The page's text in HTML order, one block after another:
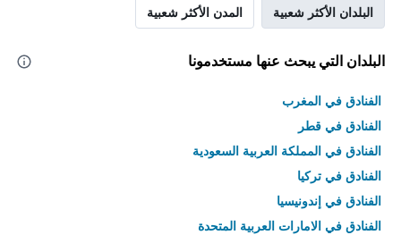
البلدان الأكثر شعبية المدن الأكثر شعبية
البلدان التي يبحث عنها مستخدمونا
الفنادق في المغرب
الفنادق في قطر
الفنادق في المملكة العربية السعودية
الفنادق في تركيا
الفنادق في إندونيسيا
الفنادق في الامارات العربية المتحدة